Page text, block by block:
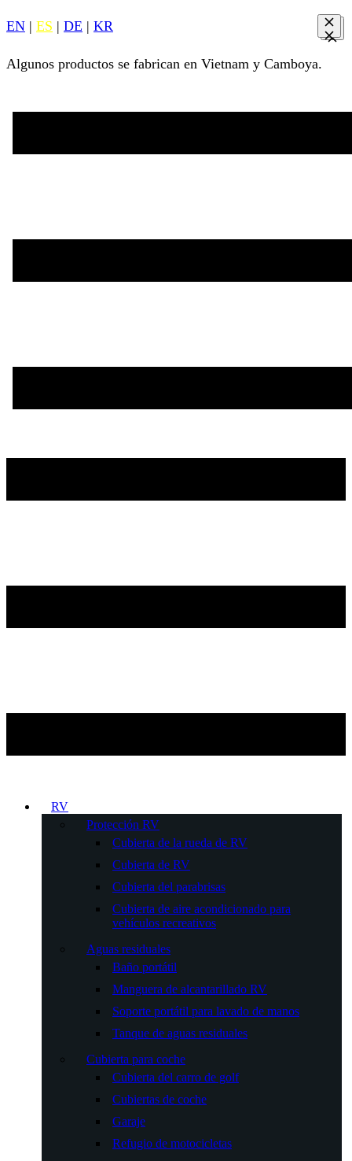
EN | ES | DE | KR
Algunos productos se fabrican en Vietnam y Camboya.
RV
Protección RV
Cubierta de la rueda de RV
Cubierta de RV
Cubierta del parabrisas
Cubierta de aire acondicionado para
vehículos recreativos
Aguas residuales
Baño portátil
Manguera de alcantarillado RV
Soporte portátil para lavado de manos
Tanque de aguas residuales
Cubierta para coche
Cubierta del carro de golf
Cubiertas de coche
Garaje
Refugio de motocicletas